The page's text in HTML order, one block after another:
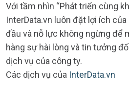
Với tầm nhìn “Phát triển cùng
InterData.vn luôn đặt lợi ích
đầu và nỗ lực không ngừng để
hàng sự hài lòng và tin tưởng
dịch vụ của công ty.
Các dịch vụ của InterData.vn